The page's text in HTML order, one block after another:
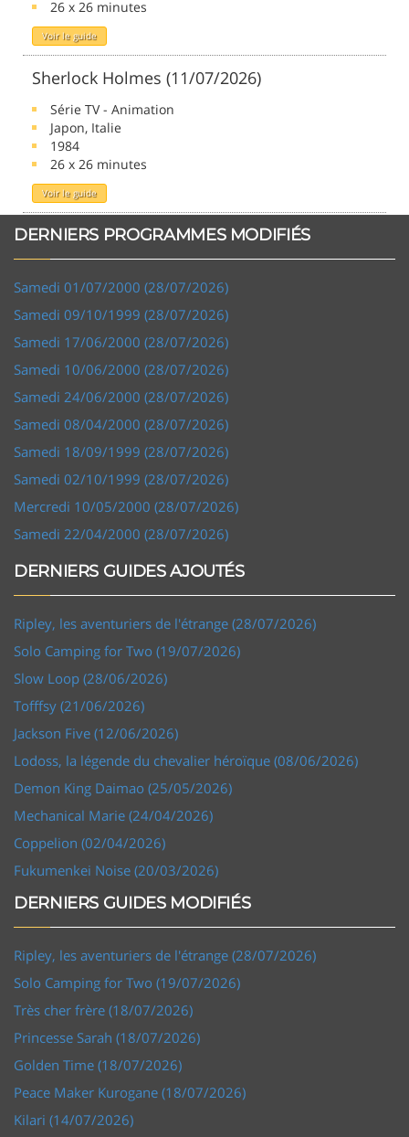
26 x 26 minutes
Voir le guide
Sherlock Holmes (11/07/2026)
Série TV - Animation
Japon, Italie
1984
26 x 26 minutes
Voir le guide
DERNIERS PROGRAMMES MODIFIÉS
Samedi 01/07/2000 (28/07/2026)
Samedi 09/10/1999 (28/07/2026)
Samedi 17/06/2000 (28/07/2026)
Samedi 10/06/2000 (28/07/2026)
Samedi 24/06/2000 (28/07/2026)
Samedi 08/04/2000 (28/07/2026)
Samedi 18/09/1999 (28/07/2026)
Samedi 02/10/1999 (28/07/2026)
Mercredi 10/05/2000 (28/07/2026)
Samedi 22/04/2000 (28/07/2026)
DERNIERS GUIDES AJOUTÉS
Ripley, les aventuriers de l'étrange (28/07/2026)
Solo Camping for Two (19/07/2026)
Slow Loop (28/06/2026)
Tofffsy (21/06/2026)
Jackson Five (12/06/2026)
Lodoss, la légende du chevalier héroïque (08/06/2026)
Demon King Daimao (25/05/2026)
Mechanical Marie (24/04/2026)
Coppelion (02/04/2026)
Fukumenkei Noise (20/03/2026)
DERNIERS GUIDES MODIFIÉS
Ripley, les aventuriers de l'étrange (28/07/2026)
Solo Camping for Two (19/07/2026)
Très cher frère (18/07/2026)
Princesse Sarah (18/07/2026)
Golden Time (18/07/2026)
Peace Maker Kurogane (18/07/2026)
Kilari (14/07/2026)